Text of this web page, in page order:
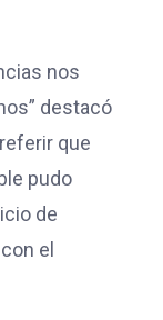
nos
destacó
que
pudo
de
el